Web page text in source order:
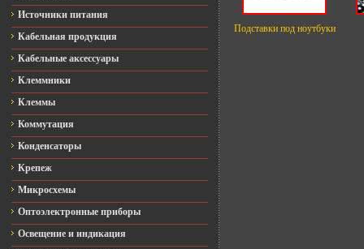
Источники питания
Кабельная продукция
Кабельные аксессуары
Клеммники
Клеммы
Коммутация
Конденсаторы
Крепеж
Микросхемы
Оптоэлектронные приборы
Освещение и индикация
Подставки под ноутбуки